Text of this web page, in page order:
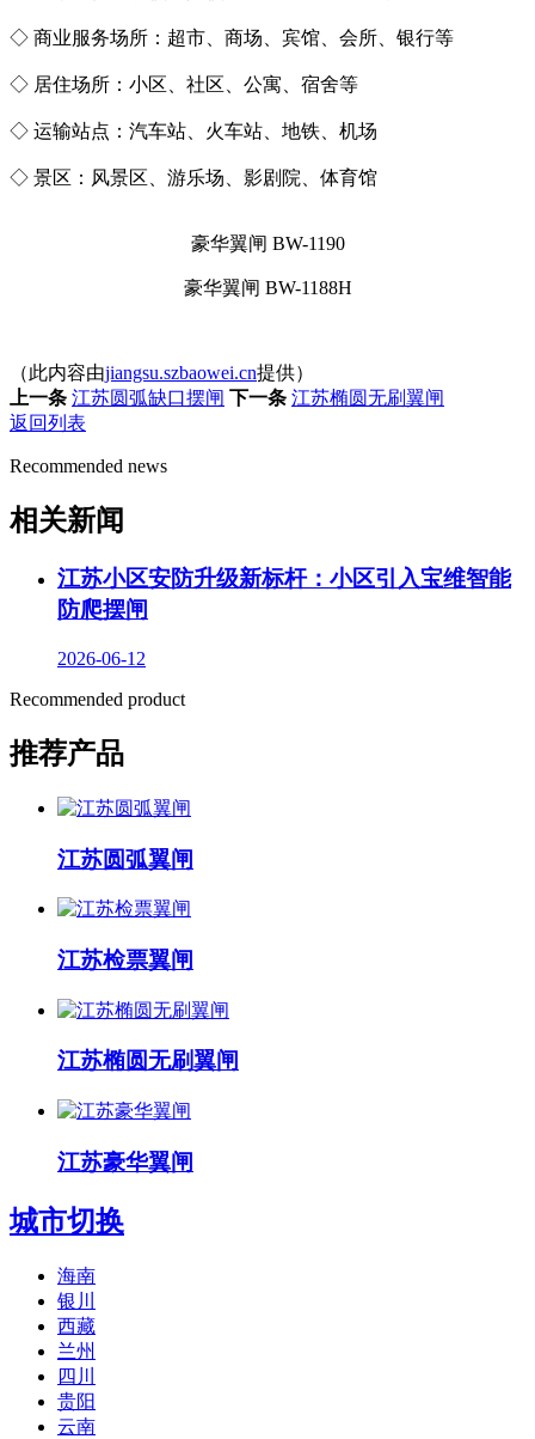
◇ 商业服务场所：超市、商场、宾馆、会所、银行等
◇ 居住场所：小区、社区、公寓、宿舍等
◇ 运输站点：汽车站、火车站、地铁、机场
◇ 景区：风景区、游乐场、影剧院、体育馆
豪华翼闸 BW-1190
豪华翼闸 BW-1188H
（此内容由jiangsu.szbaowei.cn提供）
上一条 江苏圆弧缺口摆闸 下一条 江苏椭圆无刷翼闸
返回列表
Recommended news
相关新闻
江苏小区安防升级新标杆：小区引入宝维智能
防爬摆闸
2026-06-12
Recommended product
推荐产品
江苏圆弧翼闸
江苏检票翼闸
江苏椭圆无刷翼闸
江苏豪华翼闸
城市切换
海南
银川
西藏
兰州
四川
贵阳
云南